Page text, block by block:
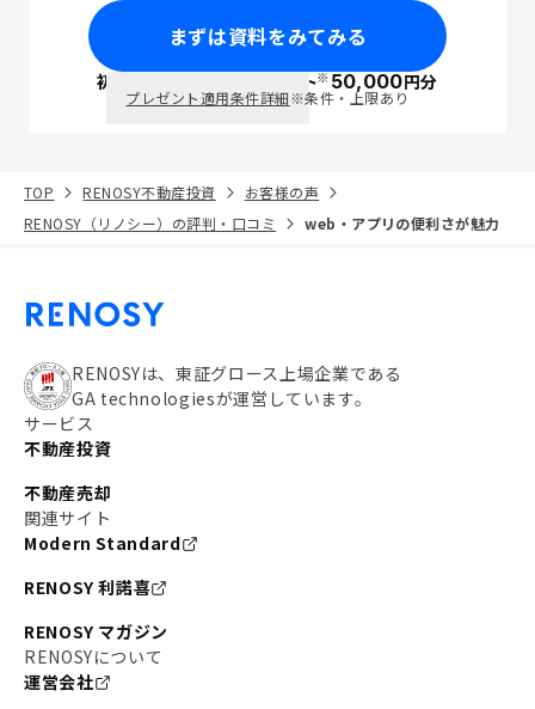
まずは資料をみてみる
初回面談で ポイント※50,000円分
プレゼント適用条件詳細※条件・上限あり
TOP RENOSY不動産投資
お客様の声
RENOSY（リノシー）の評判・口コミ
web・アプリの便利さが魅力
RENOSYは、東証グロース上場企業である
GA technologiesが運営しています。
サービス
不動産投資
不動産売却
関連サイト
Modern Standard
RENOSY 利諾喜
RENOSY マガジン
RENOSYについて
運営会社